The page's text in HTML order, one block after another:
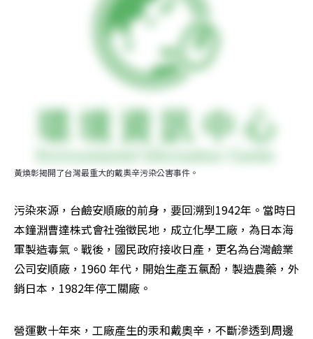
黃煥彰揭開了台灣最重大的戴奧辛污染公害事件。
污染來源，台鹼安順廠的前身，要回溯到1942年。當時日
本鐘淵曹達株式會社強徵民地，成立化學工廠，為日本海
軍製造毒氣。戰後，國民政府接收日產，更名為台灣鹼業
公司安順廠，1960 年代，開始生產五氯酚，製造農藥，外
銷日本，1982年停工關廠。
營運數十年來，工廠產生的汞和戴奧辛，不斷滲透到周邊